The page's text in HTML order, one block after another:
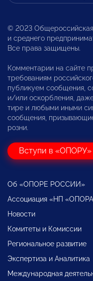
© 2023 Общероссийская
и среднего
Все права защищены.
Комментарии на сайте
требованиям
публикуем сообщения,
и/или оскорбления,
тире и любыми иными
сообщения,
розни.
Вступи в «ОПОРУ»
Об «ОПОРЕ РОССИИ»
Ассоциация «НП
Новости
Комитеты и Комиссии
Региональное развитие
Экспертиза и Аналитика
Международная